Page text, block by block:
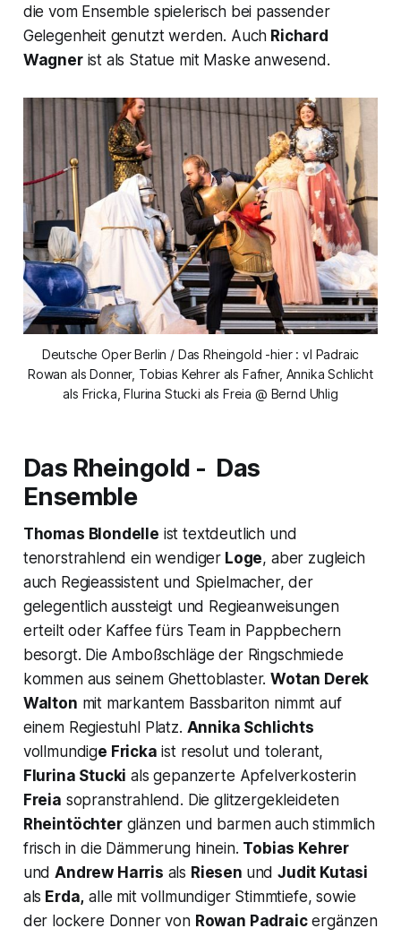
die vom Ensemble spielerisch bei passender
Gelegenheit genutzt werden. Auch Richard
Wagnerist als Statue mit Maske anwesend.
Deutsche Oper Berlin / Das Rheingold -hier : vl Padraic
Rowan als Donner, Tobias Kehrer als Fafner, Annika Schlicht
als Fricka, Flurina Stucki als Freia @ Bernd Uhlig
Das Rheingold - Das
Ensemble
Thomas Blondelle ist textdeutlich und
tenorstrahlend ein wendiger Loge, aber zugleich
auch Regieassistent und Spielmacher, der
gelegentlich aussteigt und Regieanweisungen
erteilt oder Kaffee fürs Team in Pappbechern
besorgt. Die Amboßschläge der Ringschmiede
kommen aus seinem Ghettoblaster.Wotan Derek
Walton mit markantem Bassbariton nimmt auf
einem Regiestuhl Platz. Annika Schlichts
vollmundige Fricka ist resolut und tolerant,
Flurina Stucki als gepanzerte Apfelverkosterin
Freia sopranstrahlend. Die glitzergekleideten
Rheintöchterglänzen und barmen auch stimmlich
frisch in die Dämmerung hinein. Tobias Kehrer
undAndrew Harris als Riesen undJudit Kutasi
als Erda, alle mit vollmundiger Stimmtiefe, sowie
der lockere Donner von Rowan Padraicergänzen